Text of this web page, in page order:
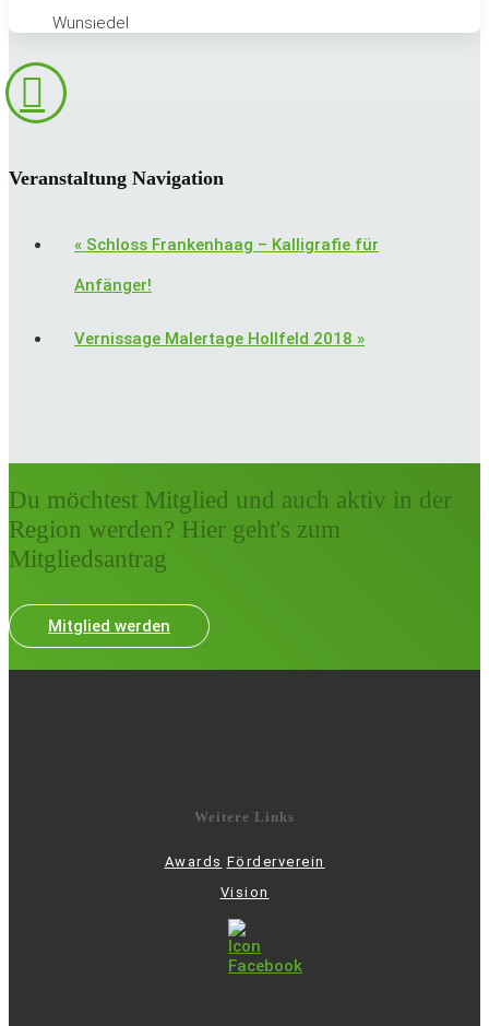
Wunsiedel
Veranstaltung Navigation
« Schloss Frankenhaag – Kalligrafie für
Anfänger!
Vernissage Malertage Hollfeld 2018 »
Du möchtest Mitglied und auch aktiv in der
Region werden? Hier geht's zum
Mitgliedsantrag
Mitglied werden
Weitere Links
Awards Förderverein
Vision